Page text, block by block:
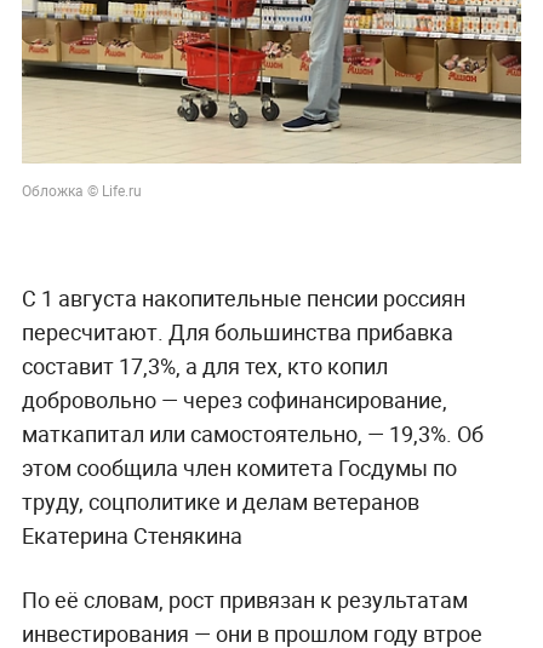
Обложка © Life.ru
С 1 августа накопительные пенсии россиян
пересчитают. Для большинства прибавка
составит 17,3%, а для тех, кто копил
добровольно — через софинансирование,
маткапитал или самостоятельно, — 19,3%. Об
этом сообщила член комитета Госдумы по
труду, соцполитике и делам ветеранов
Екатерина Стенякина
По её словам, рост привязан к результатам
инвестирования — они в прошлом году втрое